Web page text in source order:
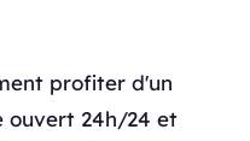
profiter d'un
ouvert 24h/24 et